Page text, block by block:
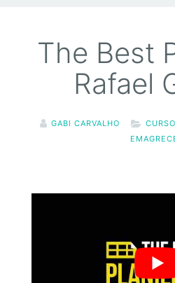
The Best
Rafael
GABI CARVALHO